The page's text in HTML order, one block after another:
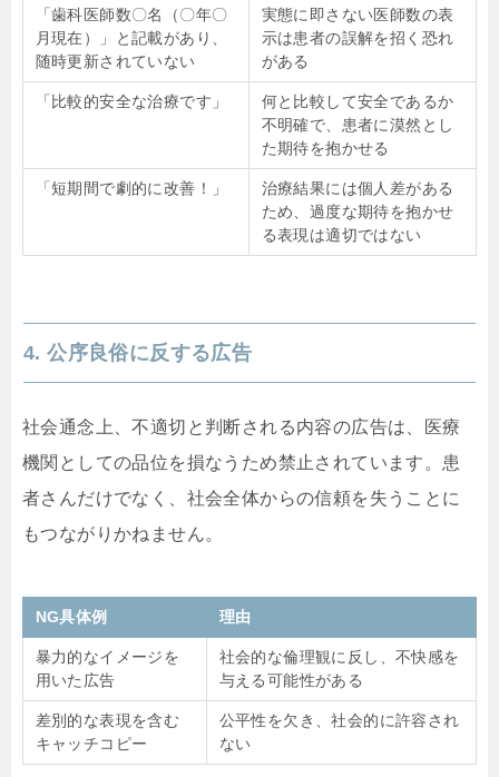
「歯科医師数〇名（〇年〇
月現在）」と記載があり、
随時更新されていない
実態に即さない医師数の表
示は患者の誤解を招く恐れ
がある
「比較的安全な治療です」
何と比較して安全であるか
不明確で、患者に漠然とし
た期待を抱かせる
「短期間で劇的に改善！」
治療結果には個人差がある
ため、過度な期待を抱かせ
る表現は適切ではない
4. 公序良俗に反する広告
社会通念上、不適切と判断される内容の広告は、医療
機関としての品位を損なうため禁止されています。患
者さんだけでなく、社会全体からの信頼を失うことに
もつながりかねません。
NG具体例 理由
暴力的なイメージを
用いた広告
社会的な倫理観に反し、不快感を
与える可能性がある
差別的な表現を含む
キャッチコピー
公平性を欠き、社会的に許容され
ない